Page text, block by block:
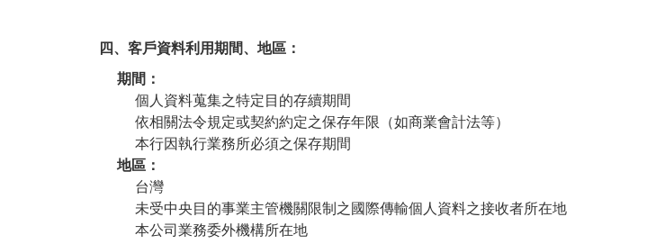
四、客戶資料利用期間、地區：
期間：
個人資料蒐集之特定目的存續期間
依相關法令規定或契約約定之保存年限（如商業會計法等）
本行因執行業務所必須之保存期間
地區：
台灣
未受中央目的事業主管機關限制之國際傳輸個人資料之接收者所在地
本公司業務委外機構所在地